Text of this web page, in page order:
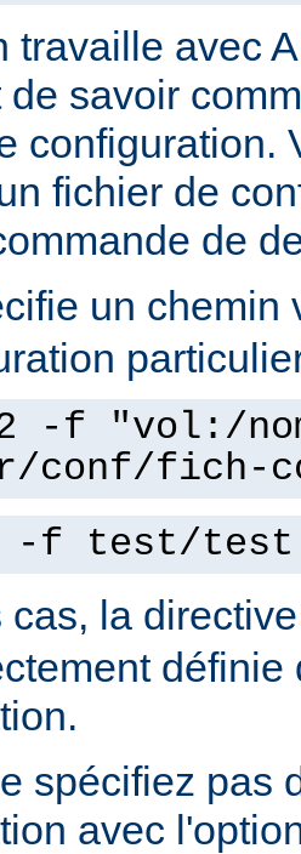
travaille avec
de savoir
configuration.
fichier de
de
un chemin
-f "vol:/
conf/fich-
-f test/
cas, la
spécifiez pas
avec